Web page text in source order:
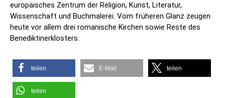
europäisches Zentrum der Religion, Kunst, Literatur,
Wissenschaft und Buchmalerei. Vom früheren Glanz zeugen
heute vor allem drei romanische Kirchen sowie Reste des
Benediktinerklosters.
teilen E-Mail teilen
teilen